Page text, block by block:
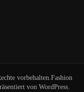
vorbehalten.Fashion
von WordPress.